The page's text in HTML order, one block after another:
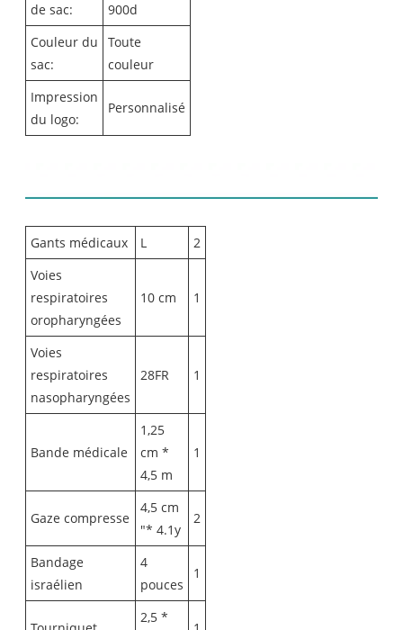
de sac:
900d
Couleur du
sac:
Toute
couleur
Impression
du logo:
Personnalisé
Gants médicaux L
2
Voies
respiratoires
oropharyngées
10 cm 1
Voies
respiratoires
nasopharyngées
28FR 1
Bande médicale
1,25
cm *
4,5 m
1
Gaze compresse
4,5 cm
"* 4.1y
2
Bandage
israélien
4
pouces
1
2,5 *